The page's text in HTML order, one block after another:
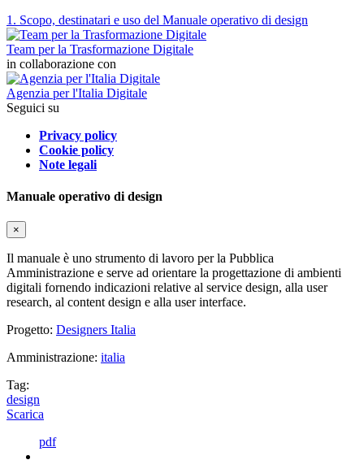
1. Scopo, destinatari e uso del Manuale operativo di design
Team per la Trasformazione Digitale
in collaborazione con
Agenzia per l'Italia Digitale
Seguici su
Privacy policy
Cookie policy
Note legali
Manuale operativo di design
×
Il manuale è uno strumento di lavoro per la Pubblica
Amministrazione e serve ad orientare la progettazione di ambienti
digitali fornendo indicazioni relative al service design, alla user
research, al content design e alla user interface.
Progetto: Designers Italia
Amministrazione: italia
Tag:
design
Scarica
pdf